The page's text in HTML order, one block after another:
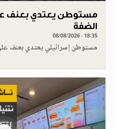
مستوطن يعتدي بعنف
الضفة
08/08/2026 - 18:35
مستوطن إسرائيلي يعتدي بعنف